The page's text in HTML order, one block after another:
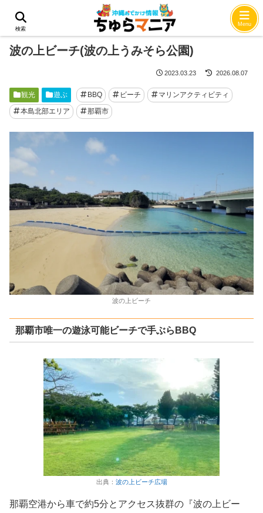
観光
波の上ビーチ(波の上うみそら公園)
2023.03.23 2026.08.07
観光 遊ぶ BBQ ビーチ
マリンアクティビティ
本島北部エリア
那覇市
波の上ビーチ
那覇市唯一の遊泳可能ビーチで手ぶらBBQ
出典： 波の上ビーチ広場
那覇空港から車で約5分とアクセス抜群の『波の上ビー
検索
Menu